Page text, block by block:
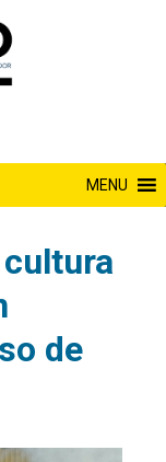
MENU
de